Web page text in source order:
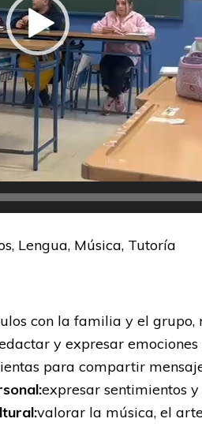
Lengua, Música, Tutoría
con la familia y el grupo,
y expresar
para compartir
expresar sentimientos
valorar la música, el